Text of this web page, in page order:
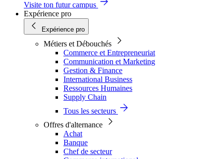
Visite ton futur campus
Expérience pro
Expérience pro
Métiers et Débouchés
Commerce et Entrepreneuriat
Communication et Marketing
Gestion & Finance
International Business
Ressources Humaines
Supply Chain
Tous les secteurs
Offres d'alternance
Achat
Banque
Chef de secteur